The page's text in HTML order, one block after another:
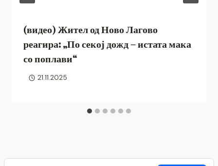
(видео) Жител од Ново Лагово
реагира: „По секој дожд – истата мака
со поплави“
21.11.2025